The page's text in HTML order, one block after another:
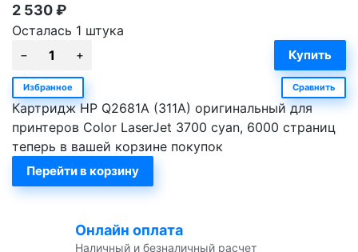
2 530₽
Осталась 1 штука
Избранное Сравнить
Картридж HP Q2681A (311A) оригинальный для
принтеров Color LaserJet 3700 cyan, 6000 страниц
теперь в вашей корзине покупок
Перейти в корзину
Онлайн оплата
Наличный и безналичный расчет